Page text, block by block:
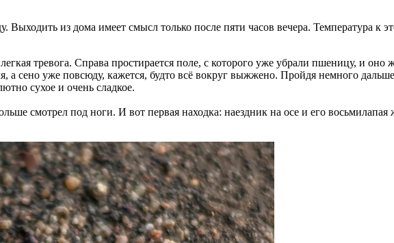
из дома имеет смысл только после пяти часов вечера. Температура к
тревога. Справа простирается поле, с которого уже убрали пшеницу, и оно
а сено уже повсюду, кажется, будто всё вокруг выжжено. Пройдя немного
сухое и очень сладкое.
смотрел под ноги. И вот первая находка: наездник на осе и его